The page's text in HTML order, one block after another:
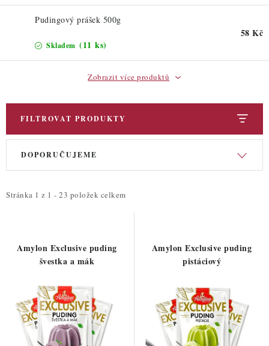
Pudingový prášek 500g
Skladem (11 ks)
58 Kč
Zobrazit více produktů
FILTROVAT PRODUKTY
V
i
Stránka 1 z 1 - 23 položek celkem
Ř
e
DOPORUČUJEME
Amylon Exclusive puding
švestka a mák
Amylon Exclusive puding
pistáciový